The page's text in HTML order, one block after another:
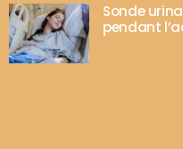
Sonde
pendant